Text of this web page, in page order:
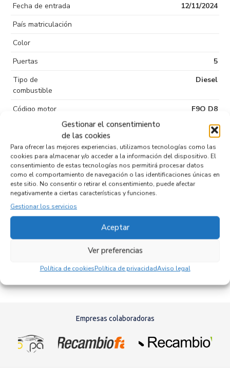
Gestionar el consentimiento
de las cookies
Para ofrecer las mejores experiencias, utilizamos tecnologías como las
cookies para almacenar y/o acceder a la información del dispositivo. El
consentimiento de estas tecnologías nos permitirá procesar datos
como el comportamiento de navegación o las identificaciones únicas en
este sitio. No consentir o retirar el consentimiento, puede afectar
negativamente a ciertas características y funciones.
Gestionar los servicios
Aceptar
Ver preferencias
Política de cookiesPolítica de privacidadAviso legal
Fecha de entrada
12/11/2024
País matriculación
Color
Puertas
5
Tipo de
combustible
Diesel
Código motor
F9Q D8
Productos relacionados
CENTRALITA MOTOR UCE 8200391966
MEGANE II GRANDTOUR
Empresas colaboradoras